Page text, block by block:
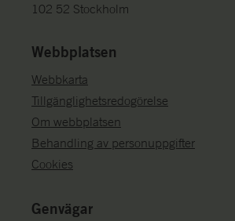
102 52 Stockholm
Webbplatsen
Webbkarta
Tillgänglighetsredogörelse
Om webbplatsen
Behandling av personuppgifter
Cookies
Genvägar